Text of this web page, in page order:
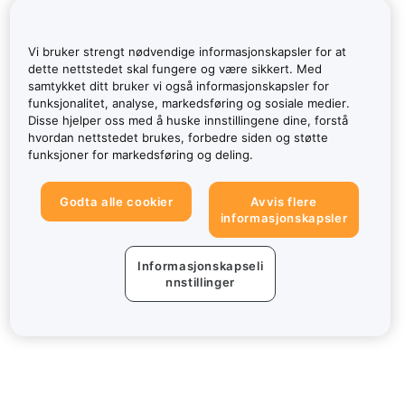
Vi bruker strengt nødvendige informasjonskapsler for at
dette nettstedet skal fungere og være sikkert. Med
samtykket ditt bruker vi også informasjonskapsler for
funksjonalitet, analyse, markedsføring og sosiale medier.
Disse hjelper oss med å huske innstillingene dine, forstå
hvordan nettstedet brukes, forbedre siden og støtte
funksjoner for markedsføring og deling.
Godta alle cookier
Avvis flere
informasjonskapsler
Informasjonskapseli
nnstillinger